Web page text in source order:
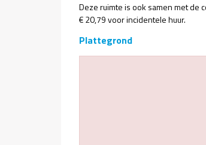
Deze ruimte is ook samen met de
€ 20,79 voor incidentele huur.
Plattegrond